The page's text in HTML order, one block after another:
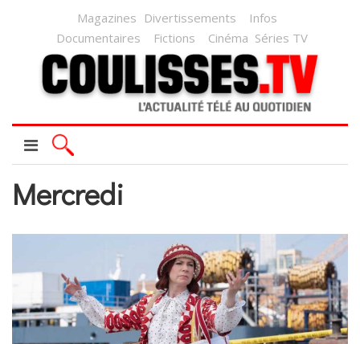
Magazines Divertissements
Infos
Documentaires
Fictions Cinéma Séries TV
Mercredi